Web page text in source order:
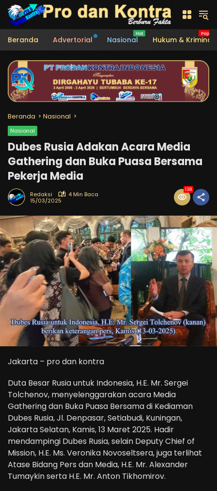
Langsung
konten
Beranda
Advertorial Nasional Hukum & Kriminal
Beranda Nasional
Nasional
Dubes Rusia Adakan Acara Media
Gathering dan Buka Puasa Bersama
Pekerja Media
Redaksi
4 Min Baca
15/03/2025
138
Jakarta – pro dan kontra
Duta Besar Rusia untuk Indonesia, H.E. Mr. Sergei
Tolchenov, menyelenggarakan acara Media
Gathering dan Buka Puasa Bersama di Kediaman
Dubes Rusia, Jl. Denpasar, Setiabudi, Kuningan,
Jakarta Selatan, Kamis, 13 Maret 2025. Hadir
mendampingi Dubes Rusia, selain Deputy Chief of
Mission, H.E. Ms. Veronika Novoseltsera, juga terlihat
Atase Bidang Pers dan Media, H.E. Mr. Alexander
Tumaykin serta H.E. Mr. Anton Tikhomirov.